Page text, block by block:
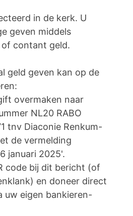
in de kerk. U
geven middels
contant geld.
geld geven kan op de
overmaken naar
NL20 RABO
tnv Diaconie Renkum-
de vermelding
januari 2025'.
code bij dit bericht (of
en doneer direct
uw eigen bankieren-